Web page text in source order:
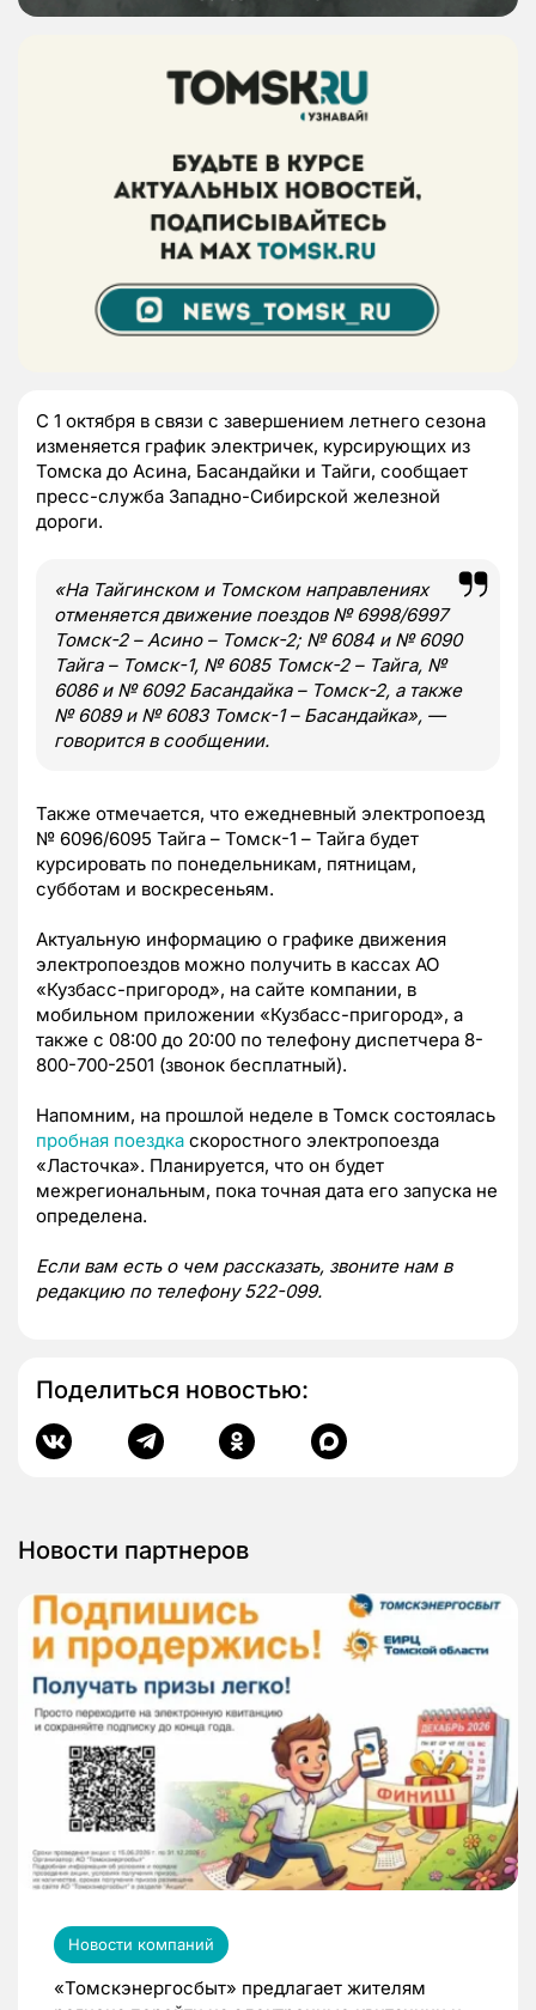
С 1 октября в связи с завершением летнего сезона
изменяется график электричек, курсирующих из
Томска до Асина, Басандайки и Тайги, сообщает
пресс-служба Западно-Сибирской железной
дороги.
«На Тайгинском и Томском направлениях
отменяется движение поездов № 6998/6997
Томск-2 – Асино – Томск-2; № 6084 и № 6090
Тайга – Томск-1, № 6085 Томск-2 – Тайга, №
6086 и № 6092 Басандайка – Томск-2, а также
№ 6089 и № 6083 Томск-1 – Басандайка», —
говорится в сообщении.
Также отмечается, что ежедневный электропоезд
№ 6096/6095 Тайга – Томск-1 – Тайга будет
курсировать по понедельникам, пятницам,
субботам и воскресеньям.
Актуальную информацию о графике движения
электропоездов можно получить в кассах АО
«Кузбасс-пригород», на сайте компании, в
мобильном приложении «Кузбасс-пригород», а
также с 08:00 до 20:00 по телефону диспетчера 8-
800-700-2501 (звонок бесплатный).
Напомним, на прошлой неделе в Томск состоялась
пробная поездка скоростного электропоезда
«Ласточка». Планируется, что он будет
межрегиональным, пока точная дата его запуска не
определена.
Если вам есть о чем рассказать, звоните нам в
редакцию по телефону 522-099.
Поделиться новостью:
Новости партнеров
Новости компаний
«Томскэнергосбыт» предлагает жителям